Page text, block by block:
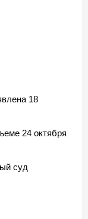
18
24 октября
суд